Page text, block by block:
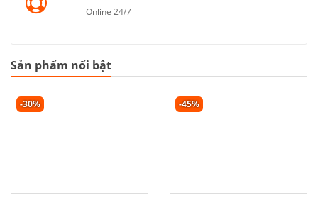
Online 24/7
Sản phẩm nổi bật
-30% -45%